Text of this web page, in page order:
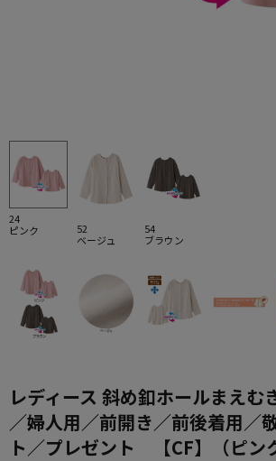
24
ピンク
52
ベージュ
54
ブラウン
レディース 斜め釦ホールまえむ
／婦人用／前開き／前後着用／
ト／プレゼント 【CF】（ピン